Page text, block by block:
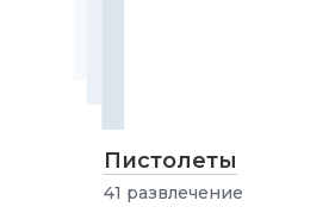
Пистолеты
41 развлечение